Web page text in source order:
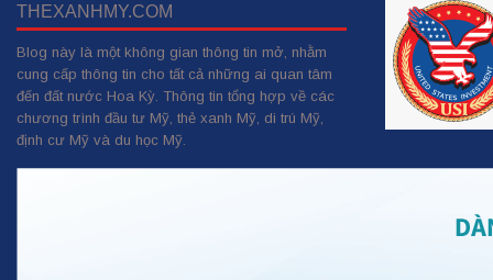
THEXANHMY.COM
Blog này là một không gian thông tin mở, nhằm
cung cấp thông tin cho tất cả những ai quan tâm
đến đất nước Hoa Kỳ. Thông tin tổng hợp về các
chương trình đầu tư Mỹ, thẻ xanh Mỹ, di trú Mỹ,
định cư Mỹ và du học Mỹ.